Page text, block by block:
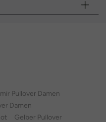
Pullover Damen
Damen
Gelber Pullover